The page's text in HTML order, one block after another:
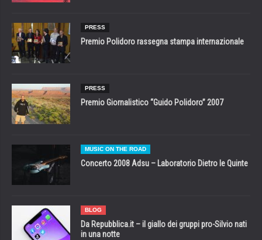
PRESS
Premio Polidoro rassegna stampa internazionale
PRESS
Premio Giornalistico “Guido Polidoro” 2007
MUSIC ON THE ROAD
Concerto 2008 Adsu – Laboratorio Dietro le Quinte
BLOG
Da Repubblica.it – il giallo dei gruppi pro-Silvio nati
in una notte